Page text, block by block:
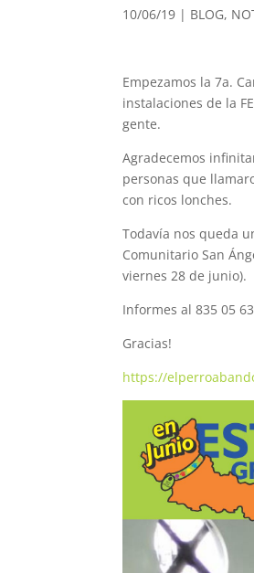
10/06/19 | BLOG,
Empezamos la 7a.
instalaciones de la
gente.
Agradecemos
personas que
con ricos lonches.
Todavía nos queda
Comunitario San
viernes 28 de junio).
Informes al 835 05
Gracias!
https://